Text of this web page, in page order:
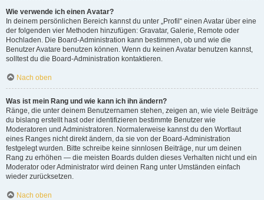
Wie verwende ich einen Avatar?
In deinem persönlichen Bereich kannst du unter „Profil“ einen Avatar über eine
der folgenden vier Methoden hinzufügen: Gravatar, Galerie, Remote oder
Hochladen. Die Board-Administration kann bestimmen, ob und wie die
Benutzer Avatare benutzen können. Wenn du keinen Avatar benutzen kannst,
solltest du die Board-Administration kontaktieren.
Nach oben
Was ist mein Rang und wie kann ich ihn ändern?
Ränge, die unter deinem Benutzernamen stehen, zeigen an, wie viele Beiträge
du bislang erstellt hast oder identifizieren bestimmte Benutzer wie
Moderatoren und Administratoren. Normalerweise kannst du den Wortlaut
eines Ranges nicht direkt ändern, da sie von der Board-Administration
festgelegt wurden. Bitte schreibe keine sinnlosen Beiträge, nur um deinen
Rang zu erhöhen — die meisten Boards dulden dieses Verhalten nicht und ein
Moderator oder Administrator wird deinen Rang unter Umständen einfach
wieder zurücksetzen.
Nach oben